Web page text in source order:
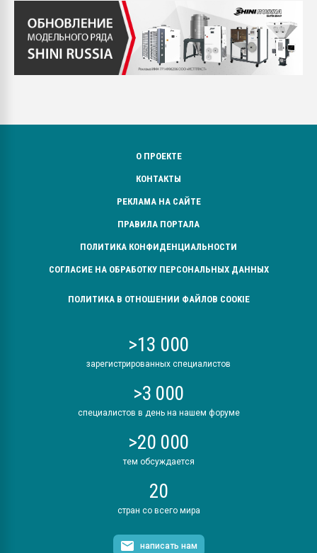
О ПРОЕКТЕ
КОНТАКТЫ
РЕКЛАМА НА САЙТЕ
ПРАВИЛА ПОРТАЛА
ПОЛИТИКА КОНФИДЕНЦИАЛЬНОСТИ
СОГЛАСИЕ НА ОБРАБОТКУ ПЕРСОНАЛЬНЫХ ДАННЫХ
ПОЛИТИКА В ОТНОШЕНИИ ФАЙЛОВ COOKIE
>13 000
зарегистрированных специалистов
>3 000
специалистов в день на нашем форуме
>20 000
тем обсуждается
20
стран со всего мира
написать нам